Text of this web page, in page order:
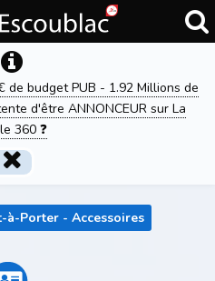
de budget PUB - 1.92 Millions de
d'être ANNONCEUR sur La
360 ❓
à-Porter - Accessoires